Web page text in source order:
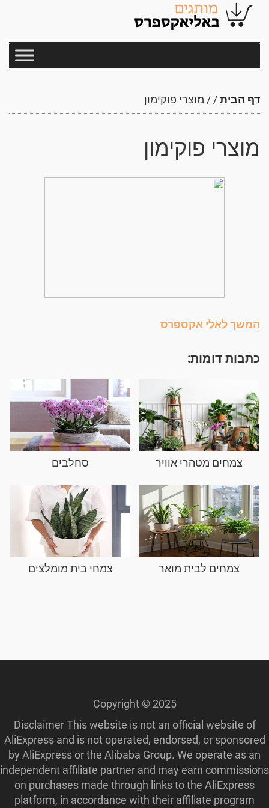
דף הבית/
/ מוצרי פוקימון
מוצרי פוקימון
המשך לאלי אקספרס
כתבות דומות:
צמחים מטהרי אוויר סחלבים
צמחים לבית מואר צמחי בית מומלצים
Copyright © 2025
Disclaimer This website is not an official website of
AliExpress and is not operated, endorsed, or sponsored
by AliExpress or the Alibaba Group. We operate as an
independent affiliate partner and may earn commissions
on purchases made through links to the AliExpress
platform, in accordance with their affiliate program